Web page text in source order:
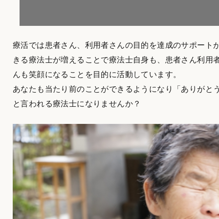
療活では患者さん、利用者さんの目的を達成のサポート
きる療法士が増えることで療法士自身も、患者さん利用
んも笑顔になることを目的に活動しています。
あなたも当たり前のことができるようになり「ありがと
と言われる療法士になりませんか？